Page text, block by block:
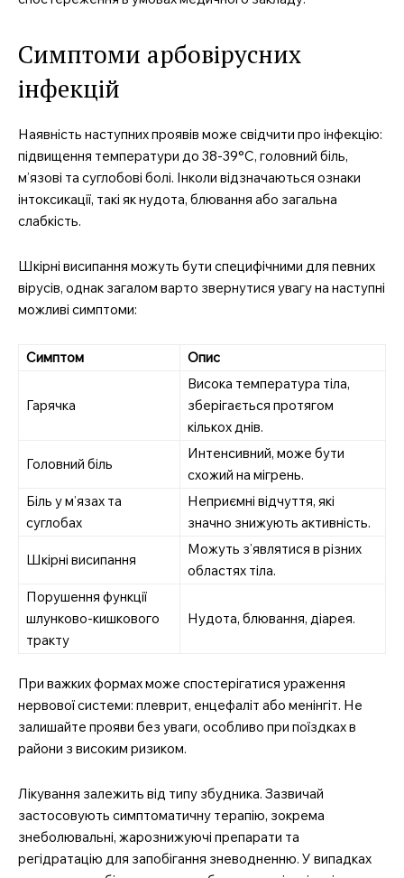
Симптоми арбовірусних
інфекцій
Наявність наступних проявів може свідчити про інфекцію:
підвищення температури до 38-39°C, головний біль,
м’язові та суглобові болі. Інколи відзначаються ознаки
інтоксикації, такі як нудота, блювання або загальна
слабкість.
Шкірні висипання можуть бути специфічними для певних
вірусів, однак загалом варто звернутися увагу на наступні
можливі симптоми:
Симптом Опис
Гарячка
Висока температура тіла,
зберігається протягом
кількох днів.
Головний біль
Интенсивний, може бути
схожий на мігрень.
Біль у м’язах та
суглобах
Неприємні відчуття, які
значно знижують активність.
Шкірні висипання
Можуть з’являтися в різних
областях тіла.
Порушення функції
шлунково-кишкового
тракту
Нудота, блювання, діарея.
При важких формах може спостерігатися ураження
нервової системи: плеврит, енцефаліт або менінгіт. Не
залишайте прояви без уваги, особливо при поїздках в
райони з високим ризиком.
Лікування залежить від типу збудника. Зазвичай
застосовують симптоматичну терапію, зокрема
знеболювальні, жарознижуючі препарати та
регідратацію для запобігання зневодненню. У випадках